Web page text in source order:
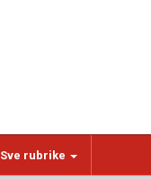
Sve rubrike